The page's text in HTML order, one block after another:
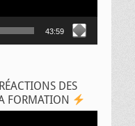
43:59
DES
FORMATION